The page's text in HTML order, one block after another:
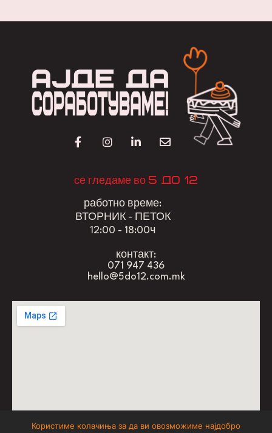
се гледаме во 5 до 12
работно време:
ВТОРНИК - ПЕТОК
12:00 - 18:00ч
контакт:
071 947 436
hello@5do12.com.mk
Користиме колачиња за да ви овозможиме најдобро